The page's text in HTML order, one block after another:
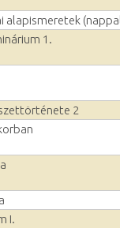
alapismeretek
1.
2
I.